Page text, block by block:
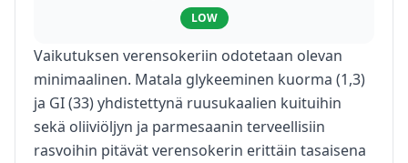
LOW
Vaikutuksen verensokeriin odotetaan olevan
minimaalinen. Matala glykeeminen kuorma (1,3)
ja GI (33) yhdistettynä ruusukaalien kuituihin
sekä oliiviöljyn ja parmesaanin terveellisiin
rasvoihin pitävät verensokerin erittäin tasaisena